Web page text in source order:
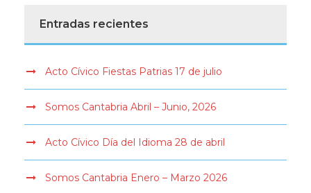
Entradas recientes
Acto Cívico Fiestas Patrias 17 de julio
Somos Cantabria Abril – Junio, 2026
Acto Cívico Día del Idioma 28 de abril
Somos Cantabria Enero – Marzo 2026